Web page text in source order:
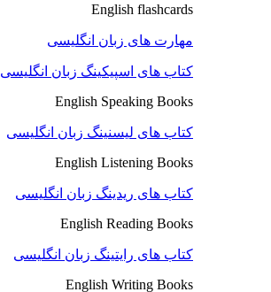
English flashcards
مهارت های زبان انگلیسی
کتاب های اسپیکینگ زبان انگلیسی
English Speaking Books
کتاب های لیسنینگ زبان انگلیسی
English Listening Books
کتاب های ریدینگ زبان انگلیسی
English Reading Books
کتاب های رایتینگ زبان انگلیسی
English Writing Books